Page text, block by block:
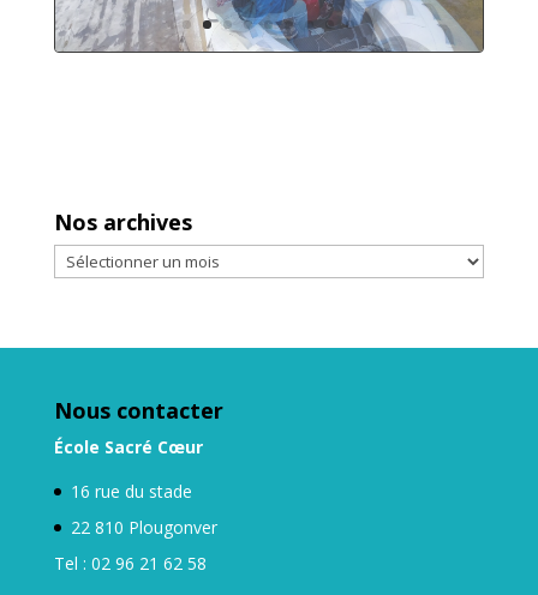
Nos archives
Nos
archives
Nous contacter
École Sacré Cœur
16 rue du stade
22 810 Plougonver
Tel : 02 96 21 62 58